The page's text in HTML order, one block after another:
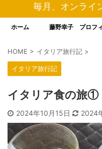
月、オンラインまた
ホーム 藤野幸子 プロフ
HOME > イタリア旅行記 >
イタリア旅行記
イタリア食の旅①
2024年10月15日 2024